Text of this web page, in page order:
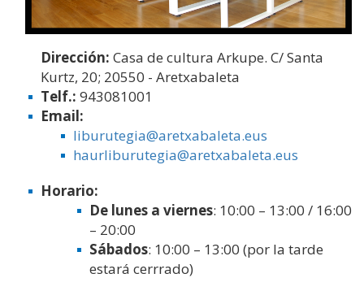
Dirección: Casa de cultura Arkupe. C/ Santa
Kurtz, 20; 20550 - Aretxabaleta
Telf.: 943081001
Email:
liburutegia@aretxabaleta.eus
haurliburutegia@aretxabaleta.eus
Horario:
De lunes a viernes: 10:00 – 13:00 / 16:00
– 20:00
Sábados: 10:00 – 13:00 (por la tarde
estará cerrrado)